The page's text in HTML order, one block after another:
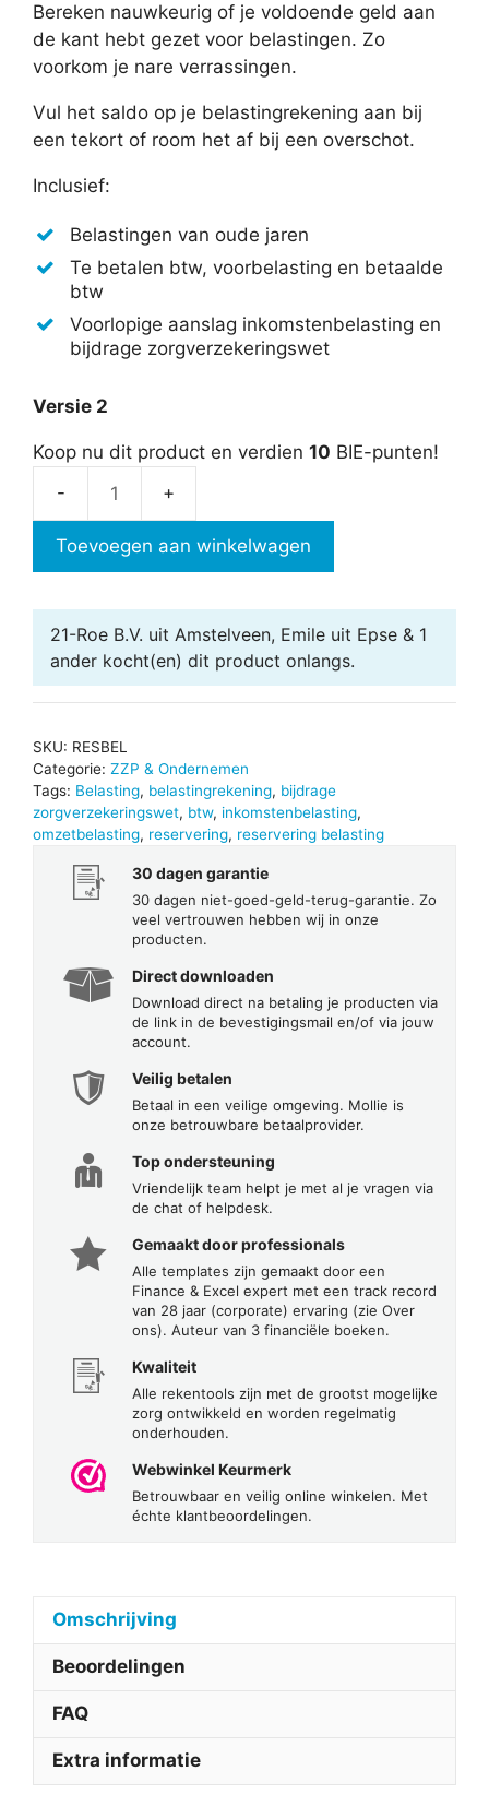
Bereken nauwkeurig of je voldoende geld aan
de kant hebt gezet voor belastingen. Zo
voorkom je nare verrassingen.
Vul het saldo op je belastingrekening aan bij
een tekort of room het af bij een overschot.
Inclusief:
Belastingen van oude jaren
Te betalen btw, voorbelasting en betaalde
btw
Voorlopige aanslag inkomstenbelasting en
bijdrage zorgverzekeringswet
Versie 2
Koop nu dit product en verdien 10 BIE-punten!
aantal
Toevoegen aan winkelwagen
21-Roe B.V. uit Amstelveen, Emile uit Epse & 1
ander kocht(en) dit product onlangs.
SKU: RESBEL
Categorie: ZZP & Ondernemen
Tags: Belasting, belastingrekening, bijdrage
zorgverzekeringswet, btw, inkomstenbelasting,
omzetbelasting, reservering, reservering belasting
30 dagen garantie
30 dagen niet-goed-geld-terug-garantie. Zo
veel vertrouwen hebben wij in onze
producten.
Direct downloaden
Download direct na betaling je producten via
de link in de bevestigingsmail en/of via jouw
account.
Veilig betalen
Betaal in een veilige omgeving. Mollie is
onze betrouwbare betaalprovider.
Top ondersteuning
Vriendelijk team helpt je met al je vragen via
de chat of helpdesk.
Gemaakt door professionals
Alle templates zijn gemaakt door een
Finance & Excel expert met een track record
van 28 jaar (corporate) ervaring (zie Over
ons). Auteur van 3 financiële boeken.
Kwaliteit
Alle rekentools zijn met de grootst mogelijke
zorg ontwikkeld en worden regelmatig
onderhouden.
Webwinkel Keurmerk
Betrouwbaar en veilig online winkelen. Met
échte klantbeoordelingen.
Omschrijving
Beoordelingen
FAQ
Extra informatie